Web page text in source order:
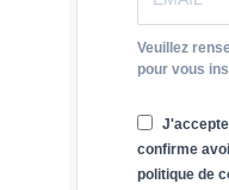
Veuillez
pour vous
confirme
politique de